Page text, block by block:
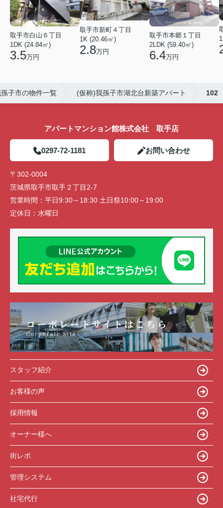
取手市白山６丁目
1DK (24.84㎡)
3.5万円
取手市新町４丁目
1K (20.46㎡)
2.8万円
取手市本郷１丁目
2LDK (59.40㎡)
6.4万円
子市の物件一覧 (仮称)我孫子市湖北台新築アパート 102
アパートマンション館株式会社 取手店
0297-72-1181 お問い合わせ
〒302-0004
茨城県取手市取手２丁目2-7
営業時間： 平日9:30～18:30 土日祭10:00～19:00
定休日： 水曜日
スタッフ紹介
お客様の声
採用情報
オーナー様へ
街レポ
管理システム
社宅代行